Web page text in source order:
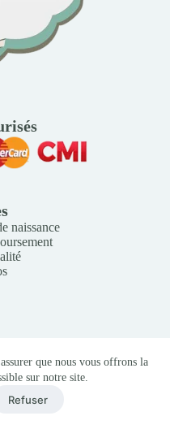
que nous vous offrons la
sur notre site.
Refuser
naissance
du site :
Baptiste
de Vente